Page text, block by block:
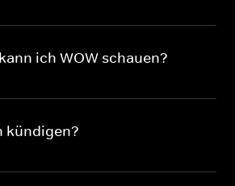
ich WOW schauen?
kündigen?